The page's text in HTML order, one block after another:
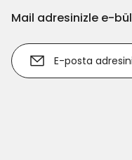
Mail adresinizle e-